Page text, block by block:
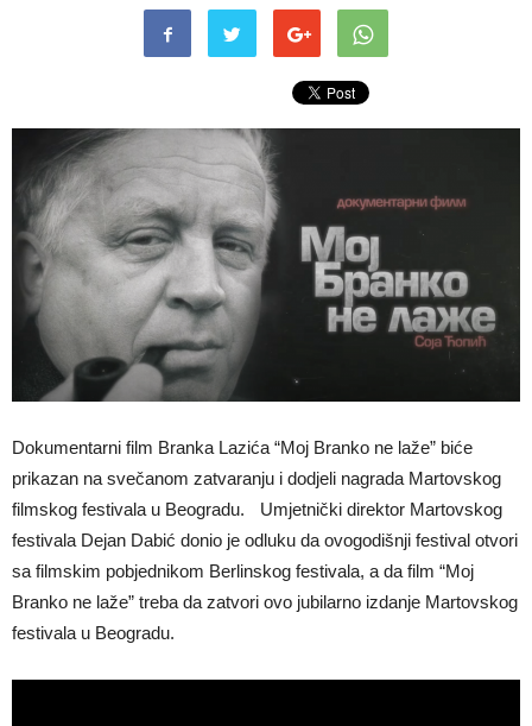
Dokumentarni film Branka Lazića “Moj Branko ne laže” biće
prikazan na svečanom zatvaranju i dodjeli nagrada Martovskog
filmskog festivala u Beogradu. Umjetnički direktor Martovskog
festivala Dejan Dabić donio je odluku da ovogodišnji festival otvori
sa filmskim pobjednikom Berlinskog festivala, a da film “Moj
Branko ne laže” treba da zatvori ovo jubilarno izdanje Martovskog
festivala u Beogradu.